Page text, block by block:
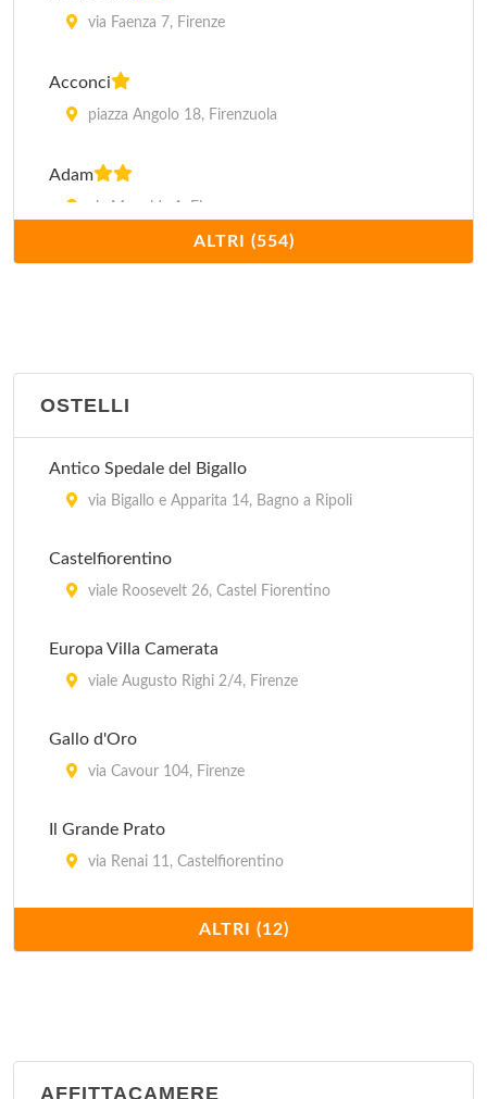
via Faenza 7, Firenze
Acconci
piazza Angolo 18, Firenzuola
Adam
Adler Cavalieri
Alamanni
via Alamanni 35, Firenze
ALTRI (554)
OSTELLI
Antico Spedale del Bigallo
via Bigallo e Apparita 14, Bagno a Ripoli
Castelfiorentino
viale Roosevelt 26, Castel Fiorentino
Europa Villa Camerata
viale Augusto Righi 2/4, Firenze
Gallo d'Oro
via Cavour 104, Firenze
Il Grande Prato
via Renai 11, Castelfiorentino
via Guglielmo Marconi 25/27, Montaione
ALTRI (12)
AFFITTACAMERE